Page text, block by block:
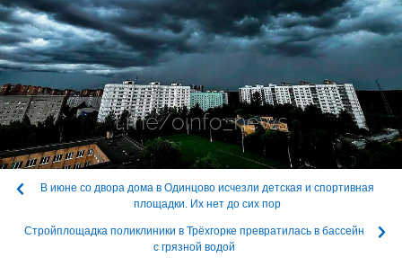
В июне со двора дома в Одинцово исчезли детская и спортивная
площадки. Их нет до сих пор
Стройплощадка поликлиники в Трёхгорке превратилась в бассейн
с грязной водой